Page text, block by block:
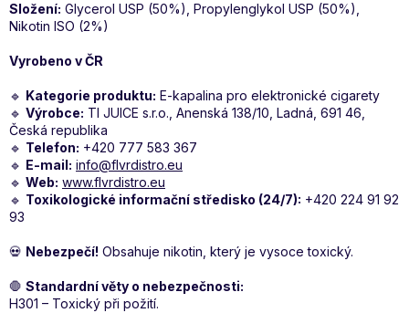
Složení: Glycerol USP (50%), Propylenglykol USP (50%),
Nikotin ISO (2%)
Vyrobeno v ČR
🔹 Kategorie produktu: E-kapalina pro elektronické cigarety
🔹 Výrobce: TI JUICE s.r.o., Anenská 138/10, Ladná, 691 46,
Česká republika
🔹 Telefon: +420 777 583 367
🔹 E-mail: info@flvrdistro.eu
🔹 Web: www.flvrdistro.eu
🔹 Toxikologické informační středisko (24/7): +420 224 91 92
93
💀 Nebezpečí! Obsahuje nikotin, který je vysoce toxický.
🛑 Standardní věty o nebezpečnosti:
H301 – Toxický při požití.